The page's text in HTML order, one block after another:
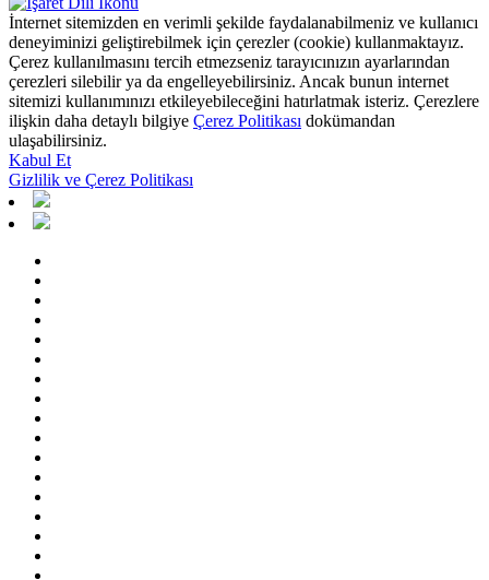
İnternet sitemizden en verimli şekilde faydalanabilmeniz ve kullanıcı
deneyiminizi geliştirebilmek için çerezler (cookie) kullanmaktayız.
Çerez kullanılmasını tercih etmezseniz tarayıcınızın ayarlarından
çerezleri silebilir ya da engelleyebilirsiniz. Ancak bunun internet
sitemizi kullanımınızı etkileyebileceğini hatırlatmak isteriz. Çerezlere
ilişkin daha detaylı bilgiye Çerez Politikası dokümandan
ulaşabilirsiniz.
Kabul Et
Gizlilik ve Çerez Politikası